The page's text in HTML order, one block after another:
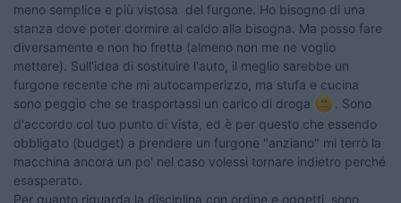
meno semplice e più vistosa del furgone. Ho bisogno di una
stanza dove poter dormire al caldo alla bisogna. Ma posso fare
diversamente e non ho fretta (almeno non me ne voglio
mettere). Sull'idea di sostituire l'auto, il meglio sarebbe un
furgone recente che mi autocamperizzo, ma stufa e cucina
sono peggio che se trasportassi un carico di droga
. Sono
d'accordo col tuo punto di vista, ed è per questo che essendo
obbligato (budget) a prendere un furgone "anziano" mi terrò la
macchina ancora un po' nel caso volessi tornare indietro perché
esasperato.
Per quanto riguarda la disciplina con ordine e oggetti, sono